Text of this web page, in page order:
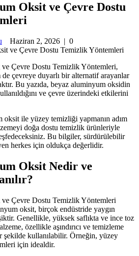
Oksit ve Çevre Dostu
Haziran 2, 2026 | 0
Çevre Dostu Temizlik Yöntemleri,
çevreye duyarlı bir alternatif arayanlar
Bu yazıda, beyaz aluminyum oksidin
ve çevre üzerindeki etkilerini
oksit ile yüzey temizliği yapmanın adım
doğa dostu temizlik ürünleriyle
Bu bilgiler, sürdürülebilir
herkes için oldukça değerlidir.
Oksit Nedir ve
Çevre Dostu Temizlik Yöntemleri
oksit, birçok endüstride yaygın
Genellikle, yüksek saflıkta ve ince toz
özellikle aşındırıcı ve temizleme
şekilde kullanılabilir. Örneğin, yüzey
için idealdir.